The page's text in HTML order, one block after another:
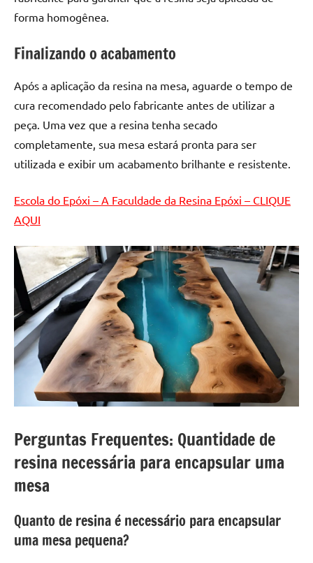
forma homogênea.
Finalizando o acabamento
Após a aplicação da resina na mesa, aguarde o tempo de
cura recomendado pelo fabricante antes de utilizar a
peça. Uma vez que a resina tenha secado
completamente, sua mesa estará pronta para ser
utilizada e exibir um acabamento brilhante e resistente.
Escola do Epóxi – A Faculdade da Resina Epóxi – CLIQUE
AQUI
Perguntas Frequentes: Quantidade de
resina necessária para encapsular uma
mesa
Quanto de resina é necessário para encapsular
uma mesa pequena?